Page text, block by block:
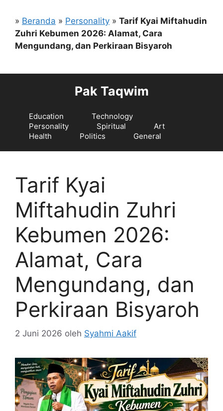
» Beranda » Personality » Tarif Kyai Miftahudin
Zuhri Kebumen 2026: Alamat, Cara
Mengundang, dan Perkiraan Bisyaroh
Pak Taqwim
Education
Technology
Personality
Spiritual
Art
Health
Politics General
Tarif Kyai
Miftahudin Zuhri
Kebumen 2026:
Alamat, Cara
Mengundang, dan
Perkiraan Bisyaroh
2 Juni 2026 oleh Syahmi Aakif